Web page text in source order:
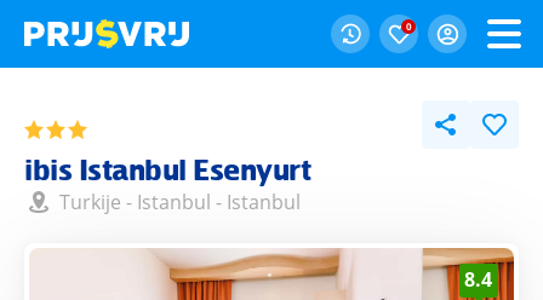
0
ibis Istanbul Esenyurt
Turkije - Istanbul - Istanbul
8.4